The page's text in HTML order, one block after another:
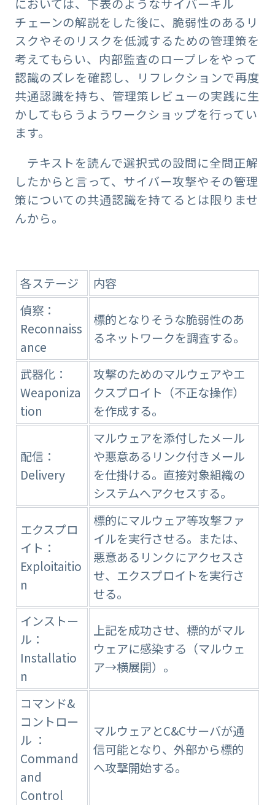
においては、下表のようなサイバーキル
チェーンの解説をした後に、脆弱性のあるリ
スクやそのリスクを低減するための管理策を
考えてもらい、内部監査のロープレをやって
認識のズレを確認し、リフレクションで再度
共通認識を持ち、管理策レビューの実践に生
かしてもらうようワークショップを行ってい
ます。
テキストを読んで選択式の設問に全問正解
したからと言って、サイバー攻撃やその管理
策についての共通認識を持てるとは限りませ
んから。
各ステージ
内容
偵察：
Reconnaiss
ance
標的となりそうな脆弱性のあ
るネットワークを調査する。
武器化：
Weaponiza
tion
攻撃のためのマルウェアやエ
クスプロイト（不正な操作）
を作成する。
配信：
Delivery
マルウェアを添付したメール
や悪意あるリンク付きメール
を仕掛ける。直接対象組織の
システムへアクセスする。
エクスプロ
イト：
Exploitaitio
n
標的にマルウェア等攻撃ファ
イルを実行させる。または、
悪意あるリンクにアクセスさ
せ、エクスプロイトを実行さ
せる。
インストー
ル：
Installatio
n
上記を成功させ、標的がマル
ウェアに感染する（マルウェ
ア→横展開）。
コマンド&
コントロー
ル ：
Command
and
Control
マルウェアとC&Cサーバが通
信可能となり、外部から標的
へ攻撃開始する。